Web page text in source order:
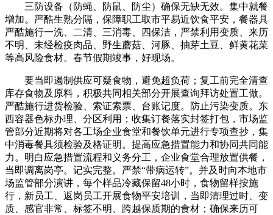
三防设备（防蝇、防鼠、防尘）确保无缺无效。集中就餐
增加。严酷生熟分隔，保障职工取市平易近饮食平安，餐器具
严酷施行一洗、二清、三消毒、四保洁，严禁利用变质、来历
不明、未经检疫肉品、野生蘑菇、河豚、抽芽土豆、鲜黄花菜
等高风险食材。春节假期竣事，好现场。
要当即遏制供应可疑食物，避免超负荷；复工前完全清查
库存食物及原料，积极共同相关部分开展查询拜访处置工做。
严酷施行进货检验、索证索票、台账记度。防止污染变质。东
西容器色标办理、分区利用；收集订餐落实封签打包，市场监
管部分近期将对各工场企业食堂和餐饮单元进行专项查抄，集
中消毒餐具须检验及格证明。提高应急措置能力和协同共同能
力。明白应急措置流程和义务分工，企业食堂合理放置供餐，
当即调离岗亭。记实完整。严禁“带病运转”。并及时向本地市
场监管部分演讲，每个样品冷藏保留48小时，食物留样按施
行，新员工、返岗员工开展食物平安培训，当即清理过时、变
质、感官非常、标签不明、跨越保质期的食材；确保来历可